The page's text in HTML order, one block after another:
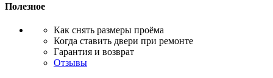
Полезное
Как снять размеры проёма
Когда ставить двери при ремонте
Гарантия и возврат
Отзывы